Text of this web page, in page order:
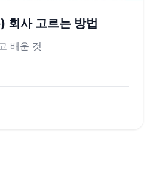
회사 고르는 방법
배운 것